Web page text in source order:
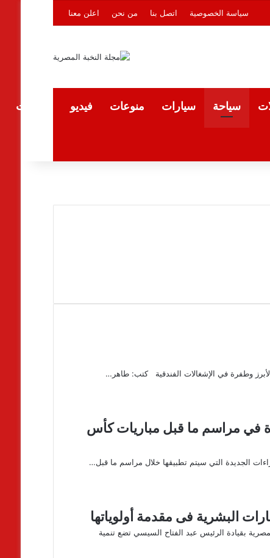
سياسة الخصوصية اتصل بنا من نحن اعلن معنا
سياحة سيارات منوعات فيديو المقالات
وطفرة في الإشغالات الفندقية كتب: طاهر…
في مراسم ما قبل مباريات كأس
الجديدة التي سيتم تطبيقها خلال مراسم ما قبل…
البشرية فى مقدمة أولوياتها
بقيادة الرئيس عبد الفتاح السيسي تضع تنمية